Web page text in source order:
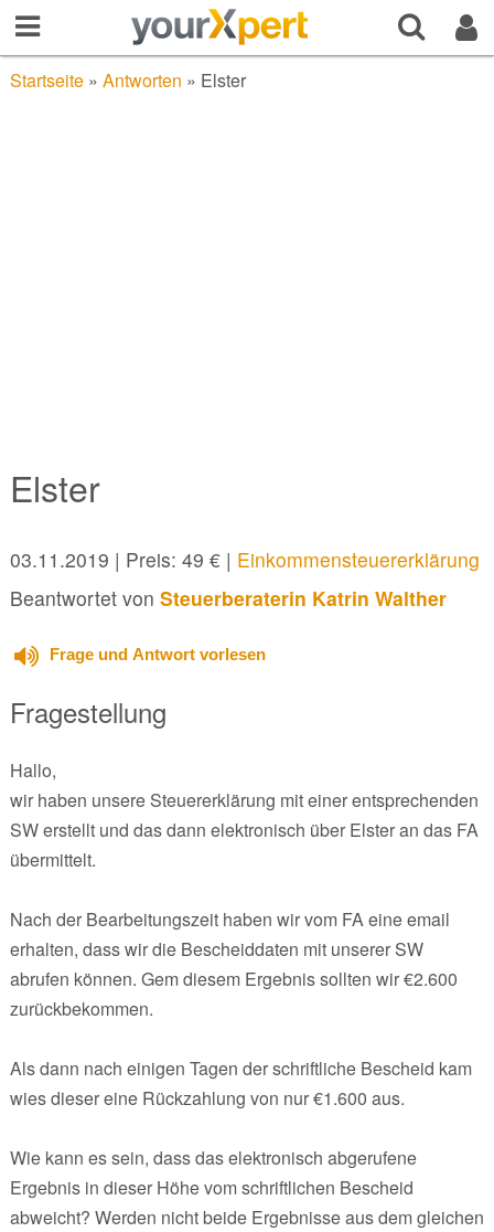
Startseite» Antworten » Elster
Elster
03.11.2019 | Preis: 49 € | Einkommensteuererklärung
Beantwortet von Steuerberaterin Katrin Walther
Frage und Antwort vorlesen
Fragestellung
Hallo,
wir haben unsere Steuererklärung mit einer entsprechenden
SW erstellt und das dann elektronisch über Elster an das FA
übermittelt.
Nach der Bearbeitungszeit haben wir vom FA eine email
erhalten, dass wir die Bescheiddaten mit unserer SW
abrufen können. Gem diesem Ergebnis sollten wir €2.600
zurückbekommen.
Als dann nach einigen Tagen der schriftliche Bescheid kam
wies dieser eine Rückzahlung von nur €1.600 aus.
Wie kann es sein, dass das elektronisch abgerufene
Ergebnis in dieser Höhe vom schriftlichen Bescheid
abweicht? Werden nicht beide Ergebnisse aus dem gleichen